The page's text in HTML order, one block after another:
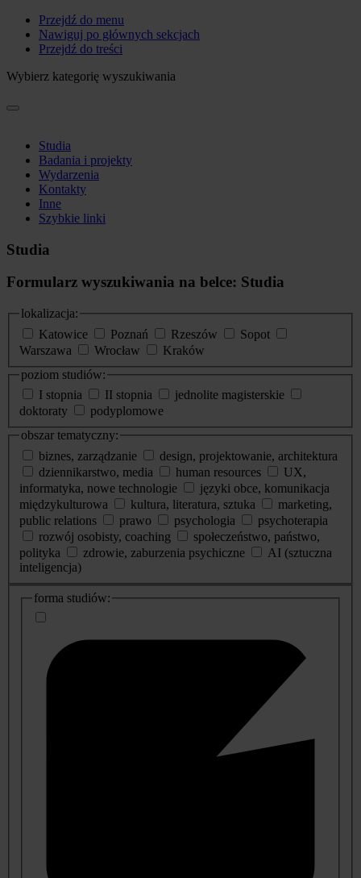
Przejdź do menu
Nawiguj po głównych sekcjach
Przejdź do treści
Wybierz kategorię wyszukiwania
Studia
Badania i projekty
Wydarzenia
Kontakty
Inne
Szybkie linki
Studia
Formularz wyszukiwania na belce: Studia
lokalizacja:
Katowice
Poznań Rzeszów
Sopot
Warszawa
Wrocław
Kraków
poziom studiów:
I stopnia
II stopnia
jednolite magisterskie
doktoraty
podyplomowe
obszar tematyczny:
biznes, zarządzanie
design, projektowanie, architektura
dziennikarstwo, media
human resources
UX,
informatyka, nowe technologie
języki obce, komunikacja
międzykulturowa
kultura, literatura, sztuka
marketing,
public relations
prawo psychologia
psychoterapia
rozwój osobisty, coaching
społeczeństwo, państwo,
polityka
zdrowie, zaburzenia psychiczne
AI (sztuczna
inteligencja)
dodatkowe
informacje
forma studiów: